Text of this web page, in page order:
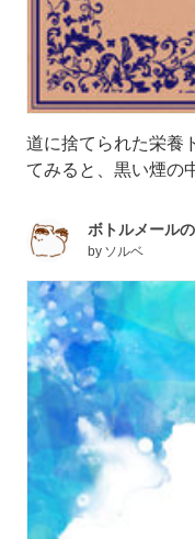
道に捨てられた栄養
てみると、黒い煙
ボトルメール
by ソルベ